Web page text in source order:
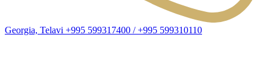
Georgia, Telavi +995 599317400 / +995 599310110